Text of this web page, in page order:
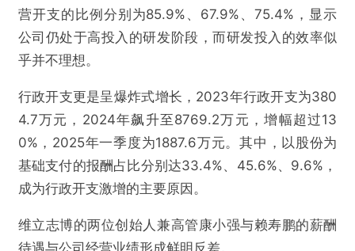
营开支的比例分别为85.9%、67.9%、75.4%，显示
公司仍处于高投入的研发阶段，而研发投入的效率似
乎并不理想。
行政开支更是呈爆炸式增长，2023年行政开支为380
4.7万元，2024年飙升至8769.2万元，增幅超过13
0%，2025年一季度为1887.6万元。其中，以股份为
基础支付的报酬占比分别达33.4%、45.6%、9.6%，
成为行政开支激增的主要原因。
维立志博的两位创始人兼高管康小强与赖寿鹏的薪酬
待遇与公司经营业绩形成鲜明反差。